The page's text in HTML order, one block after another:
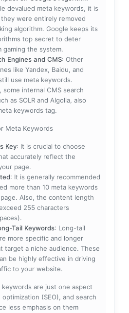
devalued meta keywords, it is
were entirely removed
algorithm. Google keeps its
top secret to deter
gaming the system.
Engines and CMS: Other
like Yandex, Baidu, and
use meta keywords.
some internal CMS search
as SOLR and Algolia, also
keywords tag.
Meta Keywords
Key: It is crucial to choose
accurately reflect the
page.
: It is generally recommended
more than 10 meta keywords
Also, the content length
255 characters
Tail Keywords: Long-tail
more specific and longer
target a niche audience. These
be highly effective in driving
to your website.
keywords are just one aspect
(SEO), and search
less emphasis on them